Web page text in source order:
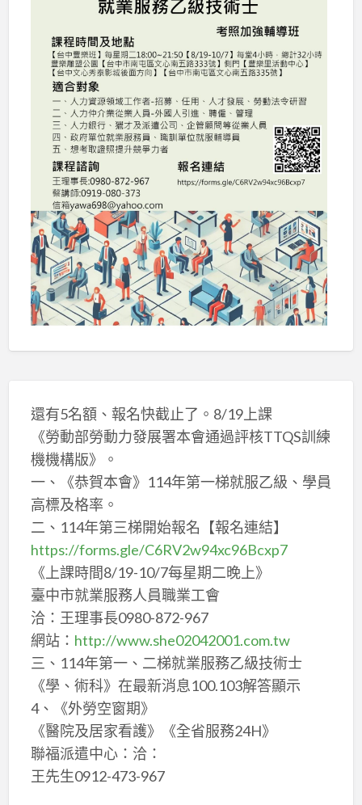
還有5名額、報名快截止了。8/19上課
《勞動部勞動力發展署本會通過評核TTQS訓練
機機構版》。
一、《恭賀本會》114年第一梯就服乙級、學員
高標及格率。
二、114年第三梯開始報名【報名連結】
https://forms.gle/C6RV2w94xc96Bcxp7
《上課時間8/19-10/7每星期二晚上》
臺中市就業服務人員職業工會
洽：王理事長0980-872-967
網站： http://www.she02042001.com.tw
三、114年第一、二梯就業服務乙級技術士
《學、術科》在最新消息100.103解答顯示
4、《外勞空窗期》
《醫院及居家看護》《全省服務24H》
聯福派遣中心：洽：
王先生0912-473-967